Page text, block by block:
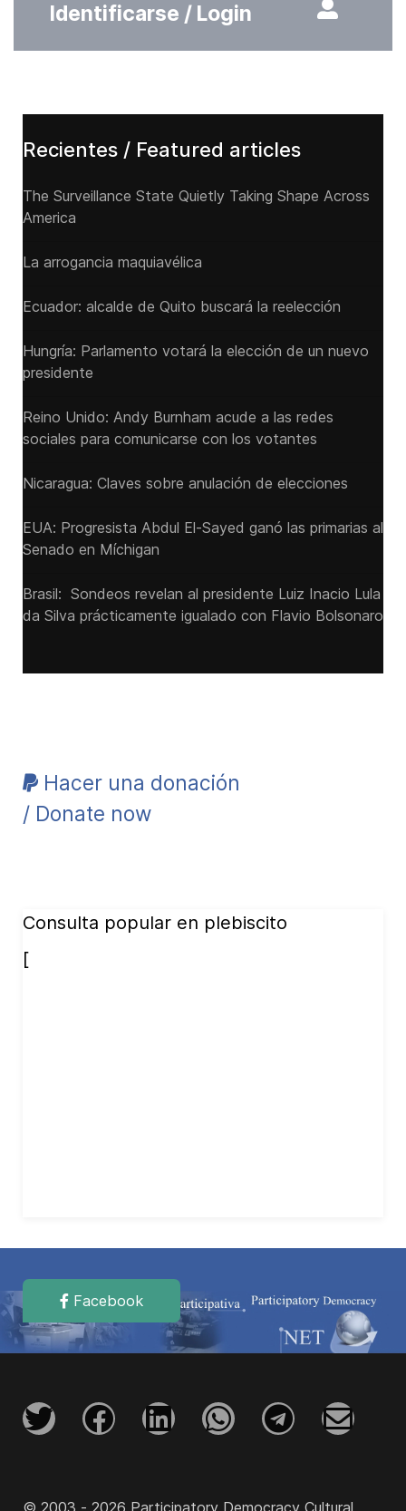
Identificarse / Login
Recientes / Featured articles
The Surveillance State Quietly Taking Shape Across
America
La arrogancia maquiavélica
Ecuador: alcalde de Quito buscará la reelección
Hungría: Parlamento votará la elección de un nuevo
presidente
Reino Unido: Andy ‌Burnham acude a las redes
sociales para comunicarse con los votantes
Nicaragua: Claves sobre anulación de elecciones
EUA: Progresista Abdul El-Sayed ganó las primarias al
Senado ‌en Míchigan
Brasil: Sondeos revelan al presidente Luiz Inacio Lula
da Silva prácticamente igualado con Flavio Bolsonaro
Hacer una donación
/ Donate now
Consulta popular en plebiscito
[
Facebook
© 2003 - 2026 Participatory Democracy Cultural